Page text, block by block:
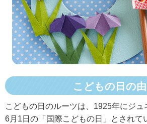
こどもの日の
こどもの日のルーツは、1925年にジュ
6月1日の「国際こどもの日」とされて